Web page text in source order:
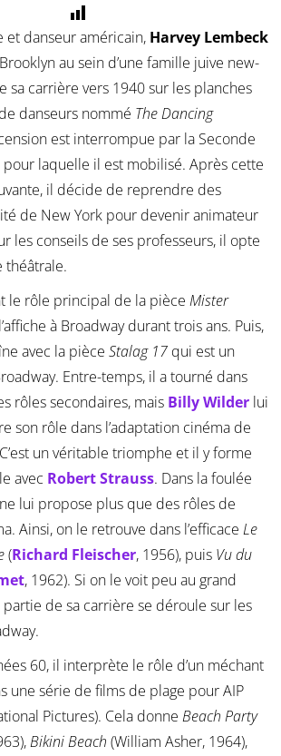
et danseur américain, Harvey Lembeck
au sein d’une famille juive new-
sa carrière vers 1940 sur les planches
danseurs nommé The Dancing
est interrompue par la Seconde
laquelle il est mobilisé. Après cette
il décide de reprendre des
de New York pour devenir animateur
les conseils de ses professeurs, il opte
théâtrale.
le rôle principal de la pièce Mister
à Broadway durant trois ans. Puis,
avec la pièce Stalag 17qui est un
Entre-temps, il a tourné dans
rôles secondaires, mais Billy Wilderlui
son rôle dans l’adaptation cinéma de
un véritable triomphe et il y forme
avec Robert Strauss. Dans la foulée
lui propose plus que des rôles de
Ainsi, on le retrouve dans l’efficace Le
(Richard Fleischer, 1956), puis Vu du
, 1962). Si on le voit peu au grand
de sa carrière se déroule sur les
60, il interprète le rôle d’un méchant
une série de films de plage pour AIP
Pictures). Cela donne Beach Party
Bikini Beach (William Asher, 1964),